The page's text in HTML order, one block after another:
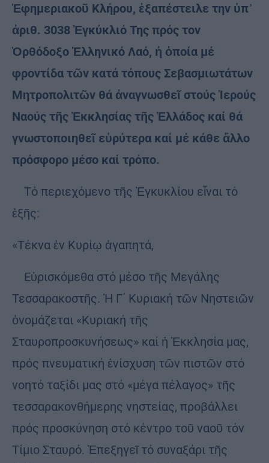
Ἐφημεριακοῦ Κλήρου, ἐξαπέστειλε την ὑπ᾿
ἀριθ. 3038 Ἐγκύκλιό Της πρός τον
Ὀρθόδοξο Ἑλληνικό Λαό, ἡ ὁποία μέ
φροντίδα τῶν κατά τόπους Σεβασμιωτάτων
Μητροπολιτῶν θά ἀναγνωσθεῖ στούς Ἱερούς
Ναούς τῆς Ἐκκλησίας τῆς Ἑλλάδος καί θά
γνωστοποιηθεῖ εὑρύτερα καί μέ κάθε ἄλλο
πρόσφορο μέσο καί τρόπο.
Τό περιεχόμενο τῆς Ἐγκυκλίου εἶναι τό
ἑξῆς:
«Τέκνα ἐν Κυρίῳ ἀγαπητά,
Εὑρισκόμεθα στό μέσο τῆς Μεγάλης
Τεσσαρακοστῆς. Ἡ Γ΄ Κυριακή τῶν Νηστειῶν
ὀνομάζεται «Κυριακή τῆς
Σταυροπροσκυνήσεως» καί ἡ Ἐκκλησία μας,
πρός πνευματική ἐνίσχυση τῶν πιστῶν στό
νοητό ταξίδι μας στό «μέγα πέλαγος» τῆς
τεσσαρακονθήμερης νηστείας, προβάλλει
πρός προσκύνηση στό κέντρο τοῦ ναοῦ τόν
Τίμιο Σταυρό. Ἐπεξηγεῖ τό συναξάρι τῆς